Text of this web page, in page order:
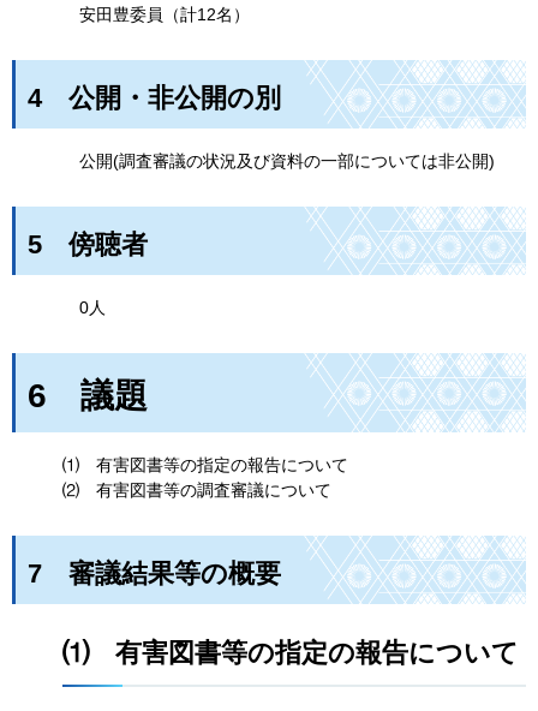
安田豊委員（計12名）
4 公開・非公開の別
公開(調査審議の状況及び資料の一部については非公開)
5 傍聴者
0人
6 議題
⑴ 有害図書等の指定の報告について
⑵
有害図書等の調査審議について
7 審議結果等の概要
⑴ 有害図書等の指定の報告について